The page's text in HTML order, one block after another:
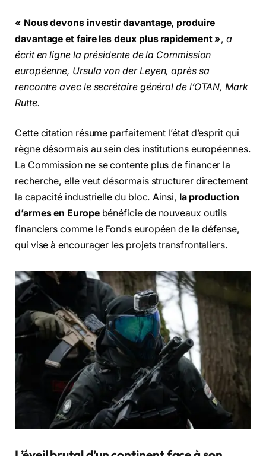
« Nous devons investir davantage, produire
davantage et faire les deux plus rapidement »,a
écrit en ligne la présidente de la Commission
européenne, Ursula von der Leyen, après sa
rencontre avec le secrétaire général de l’OTAN, Mark
Rutte.
Cette citation résume parfaitement l’état d’esprit qui
règne désormais au sein des institutions européennes.
La Commission ne se contente plus de financer la
recherche, elle veut désormais structurer directement
la capacité industrielle du bloc. Ainsi, la production
d’armes en Europebénéficie de nouveaux outils
financiers comme le Fonds européen de la défense,
qui vise à encourager les projets transfrontaliers.